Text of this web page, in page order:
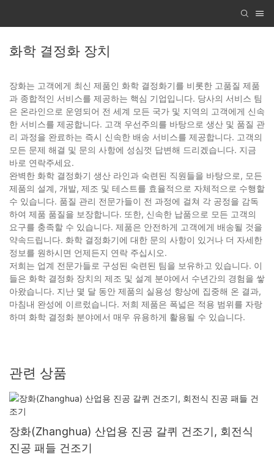
화학 결정화 장치
장화는 고객에게 최신 제품인 화학 결정화기를 비롯한 고품질 제품
과 종합적인 서비스를 제공하는 핵심 기업입니다. 당사의 서비스 팀
은 온라인으로 운영되어 전 세계 모든 국가 및 지역의 고객에게 신속
한 서비스를 제공합니다. 고객 우선주의를 바탕으로 생산 및 품질 관
리 과정을 완료하는 즉시 신속한 배송 서비스를 제공합니다. 고객의
모든 문제 해결 및 문의 사항에 성심껏 답변해 드리겠습니다. 지금
바로 연락주세요.
완벽한 화학 결정화기 생산 라인과 숙련된 직원들을 바탕으로, 모든
제품의 설계, 개발, 제조 및 테스트를 효율적으로 자체적으로 수행할
수 있습니다. 품질 관리 전문가들이 전 과정에 걸쳐 각 공정을 감독
하여 제품 품질을 보장합니다. 또한, 신속한 납품으로 모든 고객의
요구를 충족할 수 있습니다. 제품은 안전하게 고객에게 배송될 것을
약속드립니다. 화학 결정화기에 대한 문의 사항이 있거나 더 자세한
정보를 원하시면 언제든지 연락 주십시오.
저희는 업계 전문가들로 구성된 숙련된 팀을 보유하고 있습니다. 이
들은 화학 결정화 장치의 제조 및 설계 분야에서 수년간의 경험을 쌓
아왔습니다. 지난 몇 달 동안 제품의 실용성 향상에 집중해 온 결과,
마침내 완성에 이르렀습니다. 저희 제품은 폭넓은 적용 범위를 자랑
하며 화학 결정화 분야에서 매우 유용하게 활용될 수 있습니다.
관련 상품
장화(Zhanghua) 산업용 진공 갈퀴 건조기, 회전식
진공 패들 건조기